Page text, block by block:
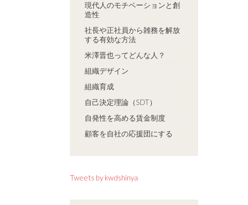
現代人のモチベーションと創
造性
社長や正社員から雑務を解放
する有効な方法
米澤晋也ってどんな人？
組織デザイン
組織育成
自己決定理論（SDT）
自発性を高める賃金制度
顧客を自社の応援団にする
Tweets by kwdshinya